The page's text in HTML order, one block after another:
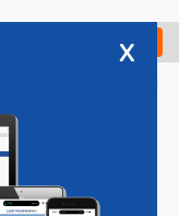
Check in
x